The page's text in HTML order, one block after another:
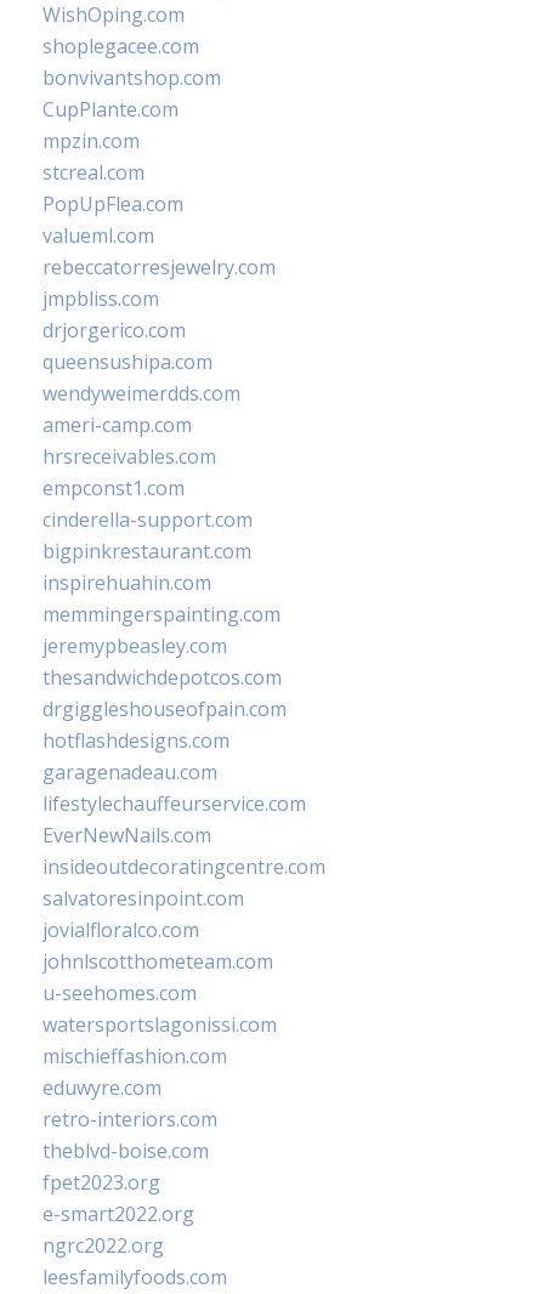
WishOping.com
shoplegacee.com
bonvivantshop.com
CupPlante.com
mpzin.com
stcreal.com
PopUpFlea.com
valueml.com
rebeccatorresjewelry.com
jmpbliss.com
drjorgerico.com
queensushipa.com
wendyweimerdds.com
ameri-camp.com
hrsreceivables.com
empconst1.com
cinderella-support.com
bigpinkrestaurant.com
inspirehuahin.com
memmingerspainting.com
jeremypbeasley.com
thesandwichdepotcos.com
drgiggleshouseofpain.com
hotflashdesigns.com
garagenadeau.com
lifestylechauffeurservice.com
EverNewNails.com
insideoutdecoratingcentre.com
salvatoresinpoint.com
jovialfloralco.com
johnlscotthometeam.com
u-seehomes.com
watersportslagonissi.com
mischieffashion.com
eduwyre.com
retro-interiors.com
theblvd-boise.com
fpet2023.org
e-smart2022.org
ngrc2022.org
leesfamilyfoods.com